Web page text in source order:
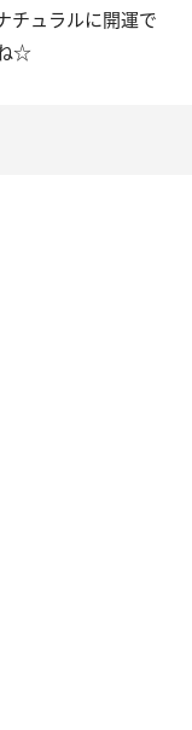
チュラルに開運で
☆